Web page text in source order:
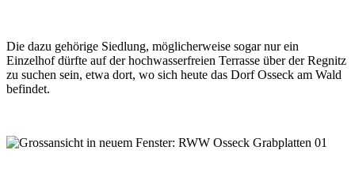
Die dazu gehörige Siedlung, möglicherweise sogar nur ein
Einzelhof dürfte auf der hochwasserfreien Terrasse über der Regnitz
zu suchen sein, etwa dort, wo sich heute das Dorf Osseck am Wald
befindet.